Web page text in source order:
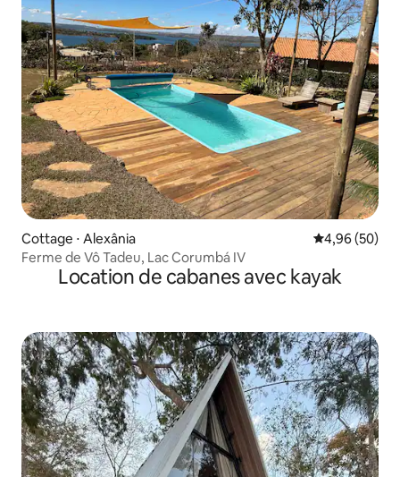
Cottage ⋅ Alexânia Évaluation
4,96 (50)
Ferme de Vô Tadeu, Lac Corumbá IV
Location de cabanes avec kayak